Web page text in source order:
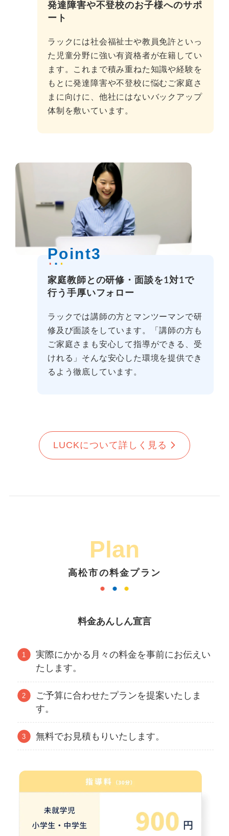
発達障害や不登校のお子様へのサポ
ート
ラックには社会福祉士や教員免許といっ
た児童分野に強い有資格者が在籍してい
ます。これまで積み重ねた知識や経験を
もとに発達障害や不登校に悩むご家庭さ
まに向けに、他社にはないバックアップ
体制を敷いています。
Point3
家庭教師との研修・面談を1対1で
行う手厚いフォロー
ラックでは講師の方とマンツーマンで研
修及び面談をしています。「講師の方も
ご家庭さまも安心して指導ができる、受
けれる」そんな安心した環境を提供でき
るよう徹底しています。
LUCKについて詳しく見る
Plan
高松市の料金プラン
料金あんしん宣言
実際にかかる月々の料金を事前にお伝えい
たします。
ご予算に合わせたプランを提案いたしま
す。
無料でお見積もりいたします。